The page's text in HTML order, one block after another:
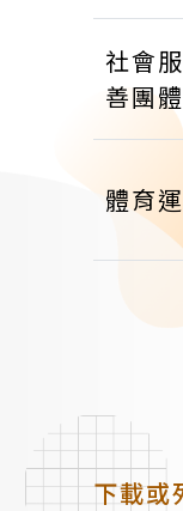
社會
善團體
體育
下載或